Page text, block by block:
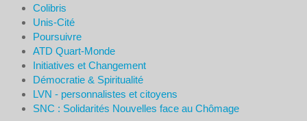
Colibris
Unis-Cité
Poursuivre
ATD Quart-Monde
Initiatives et Changement
Démocratie & Spiritualité
LVN - personnalistes et citoyens
SNC : Solidarités Nouvelles face au Chômage